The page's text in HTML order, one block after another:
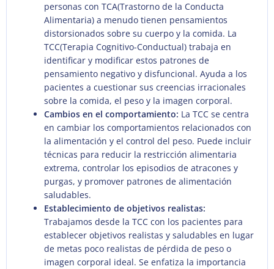
personas con TCA(Trastorno de la Conducta
Alimentaria) a menudo tienen pensamientos
distorsionados sobre su cuerpo y la comida. La
TCC(Terapia Cognitivo-Conductual) trabaja en
identificar y modificar estos patrones de
pensamiento negativo y disfuncional. Ayuda a los
pacientes a cuestionar sus creencias irracionales
sobre la comida, el peso y la imagen corporal.
Cambios en el comportamiento: La TCC se centra
en cambiar los comportamientos relacionados con
la alimentación y el control del peso. Puede incluir
técnicas para reducir la restricción alimentaria
extrema, controlar los episodios de atracones y
purgas, y promover patrones de alimentación
saludables.
Establecimiento de objetivos realistas:
Trabajamos desde la TCC con los pacientes para
establecer objetivos realistas y saludables en lugar
de metas poco realistas de pérdida de peso o
imagen corporal ideal. Se enfatiza la importancia